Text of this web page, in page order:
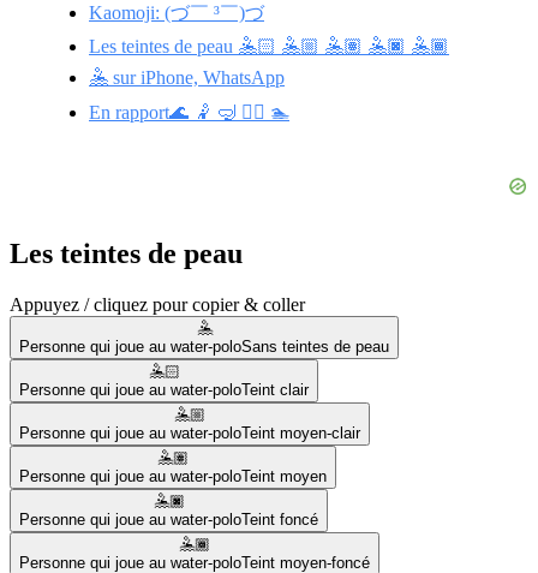
Kaomoji: (づ￣ ³￣)づ
Les teintes de peau 🤽🏻 🤽🏼 🤽🏽 🤽🏿 🤽🏾
🤽 sur iPhone, WhatsApp
En rapport🌊 🤾 🤿 🤾‍♀️ 🏊
Les teintes de peau
Appuyez / cliquez pour copier & coller
🤽
Personne qui joue au water-poloSans teintes de peau
🤽🏻
Personne qui joue au water-poloTeint clair
🤽🏼
Personne qui joue au water-poloTeint moyen-clair
🤽🏽
Personne qui joue au water-poloTeint moyen
🤽🏿
Personne qui joue au water-poloTeint foncé
🤽🏾
Personne qui joue au water-poloTeint moyen-foncé